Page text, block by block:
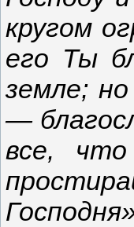
кругом
его Ты
земле;
—
все,